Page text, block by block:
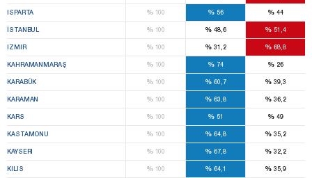
ISPARTA %100 % 56 % 44
İSTANBUL %100 % 48,6 % 51,4
IZMIR %100 % 31,2 % 68,8
KAHRAMANMARAŞ %100 % 74 % 26
KARABÜK %100 % 60,7 % 39,3
KARAMAN %100 % 63,8 % 36,2
KARS %100 % 51 % 49
KASTAMONU %100 % 64,8 % 35,2
KAYSERI %100 % 67,8 % 32,2
KILIS %100 % 64,1 % 35,9